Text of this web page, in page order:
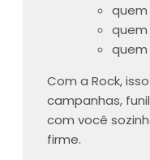
quem
quem
Com a Rock,
campanhas,
com você
firme.